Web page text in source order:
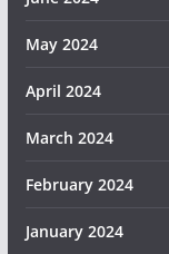
May 2024
April 2024
March 2024
February 2024
January 2024